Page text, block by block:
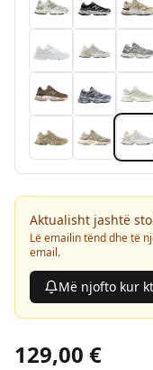
Aktualisht jashtë
Lë emailin tënd dhe të
email.
Më njofto kur
129,00 €